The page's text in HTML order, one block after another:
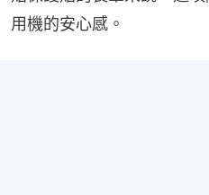
用機的安心感。